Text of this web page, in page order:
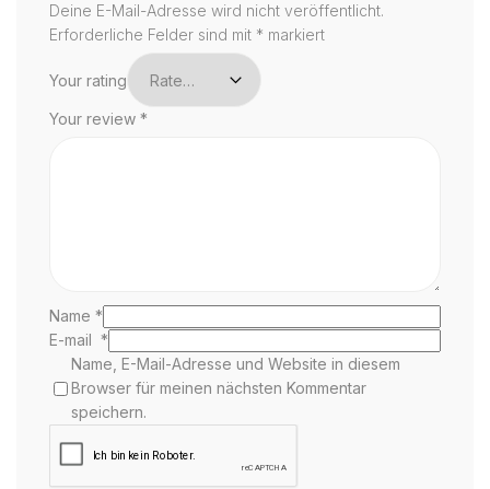
Deine E-Mail-Adresse wird nicht veröffentlicht.
Erforderliche Felder sind mit * markiert
Your rating
Your review *
Name *
E-mail *
Name, E-Mail-Adresse und Website in diesem
Browser für meinen nächsten Kommentar
speichern.